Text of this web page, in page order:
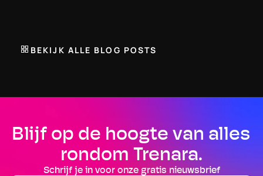
aanbevolen en optionele trainingstypes om een planning
BEKIJK ALLE BLOG POSTS
Blijf op de hoogte van alles
rondom Trenara.
Schrijf je in voor onze gratis nieuwsbrief